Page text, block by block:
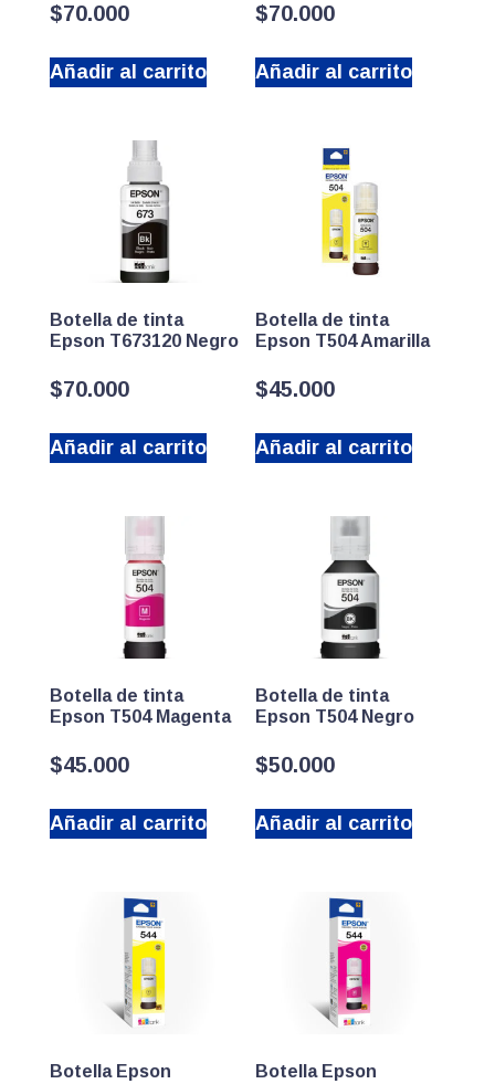
$70.000
Añadir al carrito
$70.000
Añadir al carrito
Botella de tinta
Epson T673120 Negro
$70.000
Añadir al carrito
Botella de tinta
Epson T504 Amarilla
$45.000
Añadir al carrito
Botella de tinta
Epson T504 Magenta
$45.000
Añadir al carrito
Botella de tinta
Epson T504 Negro
$50.000
Añadir al carrito
Botella Epson
Botella Epson